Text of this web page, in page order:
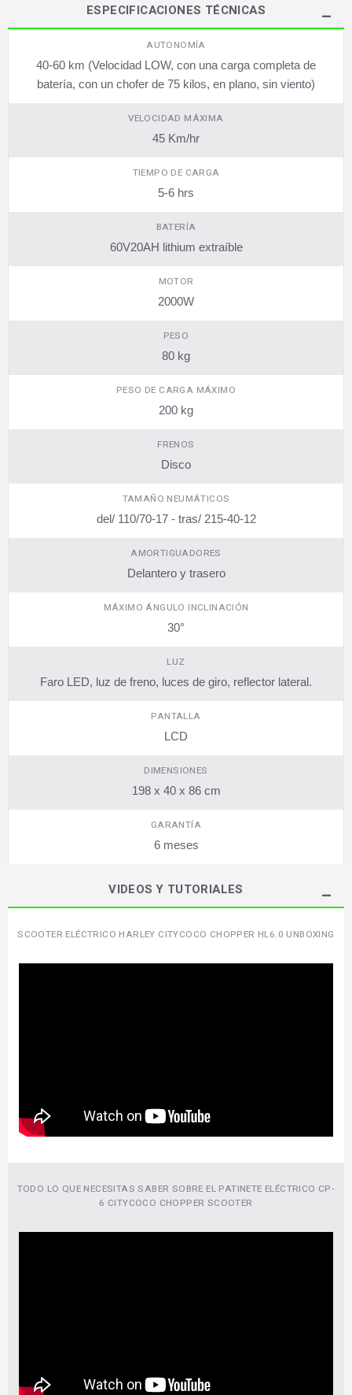
ESPECIFICACIONES TÉCNICAS
AUTONOMÍA
40-60 km (Velocidad LOW, con una carga completa de
batería, con un chofer de 75 kilos, en plano, sin viento)
VELOCIDAD MÁXIMA
45 Km/hr
TIEMPO DE CARGA
5-6 hrs
BATERÍA
60V20AH lithium extraíble
MOTOR
2000W
PESO
80 kg
PESO DE CARGA MÁXIMO
200 kg
FRENOS
Disco
TAMAÑO NEUMÁTICOS
del/ 110/70-17 - tras/ 215-40-12
AMORTIGUADORES
Delantero y trasero
MÁXIMO ÁNGULO INCLINACIÓN
30°
LUZ
Faro LED, luz de freno, luces de giro, reflector lateral.
PANTALLA
LCD
DIMENSIONES
198 x 40 x 86 cm
GARANTÍA
6 meses
VIDEOS Y TUTORIALES
SCOOTER ELÉCTRICO HARLEY CITYCOCO CHOPPER HL6.0 UNBOXING
TODO LO QUE NECESITAS SABER SOBRE EL PATINETE ELÉCTRICO CP-
6 CITYCOCO CHOPPER SCOOTER